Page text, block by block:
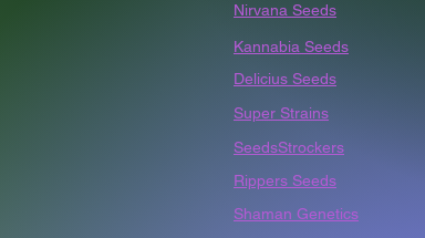
Nirvana Seeds
Kannabia Seeds
Delicius Seeds
Super Strains
SeedsStrockers
Rippers Seeds
Shaman Genetics